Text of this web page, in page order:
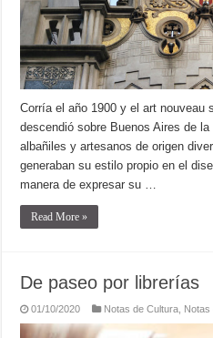
Corría el año 1900 y el art nouveau
descendió sobre Buenos Aires de
albañiles y artesanos de origen
generaban su estilo propio en el
manera de expresar su …
Read More »
De paseo por librerías
01/10/2020 Notas de Cultura,